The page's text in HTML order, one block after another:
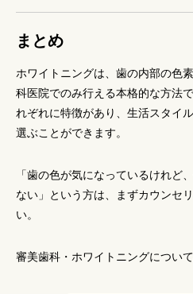
まとめ
ホワイトニングは、歯の内部の色
科医院でのみ行える本格的な方法
れぞれに特徴があり、生活スタイ
選ぶことができます。
「歯の色が気になっているけれど
ない」という方は、まずカウンセ
い。
審美歯科・ホワイトニングについ